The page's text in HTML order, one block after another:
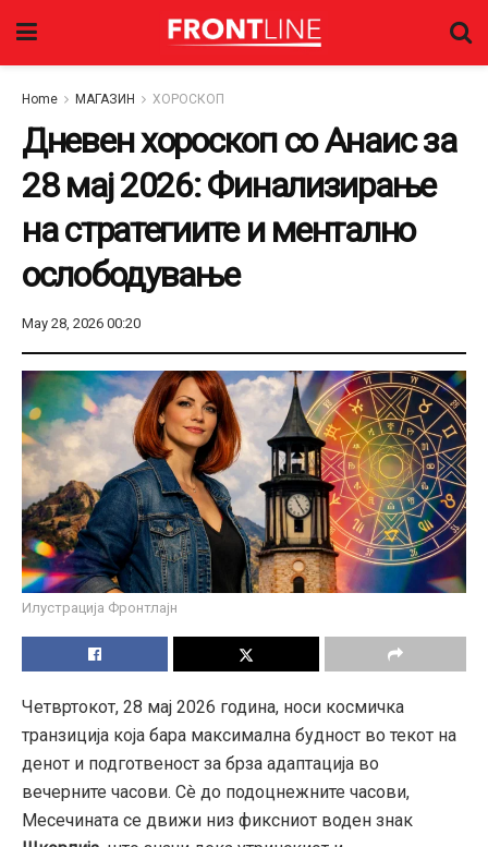
Home МАГАЗИН ХОРОСКОП
Дневен хороскоп со Анаис за
28 мај 2026: Финализирање
на стратегиите и ментално
ослободување
May 28, 2026 00:20
Илустрација Фронтлајн
Четвртокот, 28 мај 2026 година, носи космичка
транзиција која бара максимална будност во текот на
денот и подготвеност за брза адаптација во
вечерните часови. Сè до подоцнежните часови,
Месечината се движи низ фиксниот воден знак